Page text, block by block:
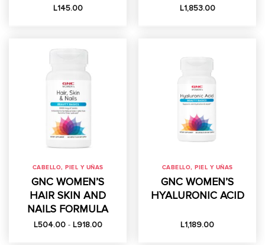
L145.00 L1,853.00
CABELLO, PIEL Y UÑAS
GNC WOMEN’S
HAIR SKIN AND
NAILS FORMULA
L504.00 - L918.00Rango
CABELLO, PIEL Y UÑAS
GNC WOMEN’S
HYALURONIC ACID
L1,189.00